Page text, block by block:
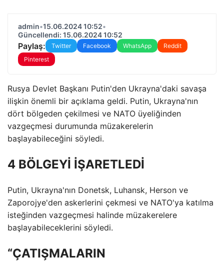
admin•15.06.2024 10:52•
Güncellendi: 15.06.2024 10:52
Paylaş: Twitter Facebook WhatsApp
Reddit
Pinterest
Rusya Devlet Başkanı Putin'den Ukrayna'daki savaşa
ilişkin önemli bir açıklama geldi. Putin, Ukrayna'nın
dört bölgeden çekilmesi ve NATO üyeliğinden
vazgeçmesi durumunda müzakerelerin
başlayabileceğini söyledi.
4 BÖLGEYİ İŞARETLEDİ
Putin, Ukrayna'nın Donetsk, Luhansk, Herson ve
Zaporojye'den askerlerini çekmesi ve NATO'ya katılma
isteğinden vazgeçmesi halinde müzakerelere
başlayabileceklerini söyledi.
“ÇATIŞMALARIN